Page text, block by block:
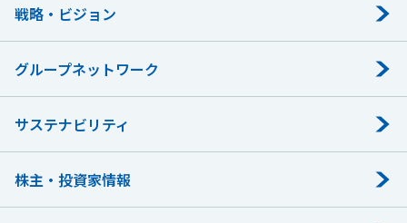
戦略・ビジョン
グループネットワーク
サステナビリティ
株主・投資家情報